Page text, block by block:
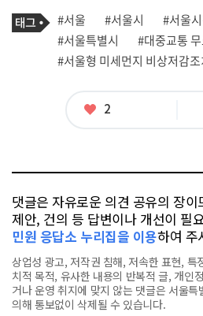
기
사
관
련
태
태
그
#서울 #서울시 #서울
#서울특별시
#대중교통
#서울형 미세먼지 비상저감조
좋
2
댓글은 자유로운 의견 공유의 장
제안, 건의 등 답변이나 개선이 필
민원 응답소 누리집을 이용하여 주
상업성 광고, 저작권 침해, 저속한 표현, 특
치적 목적, 유사한 내용의 반복적 글, 개인
거나 운영 취지에 맞지 않는 댓글은 서울
의해 통보없이 삭제될 수 있습니다.